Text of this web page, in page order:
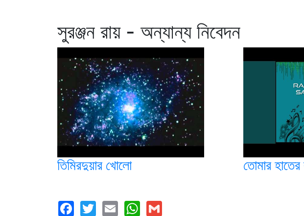
সুরঞ্জন রায় - অন্যান্য নিবেদন
তিমিরদুয়ার খোলো তোমার হাতের